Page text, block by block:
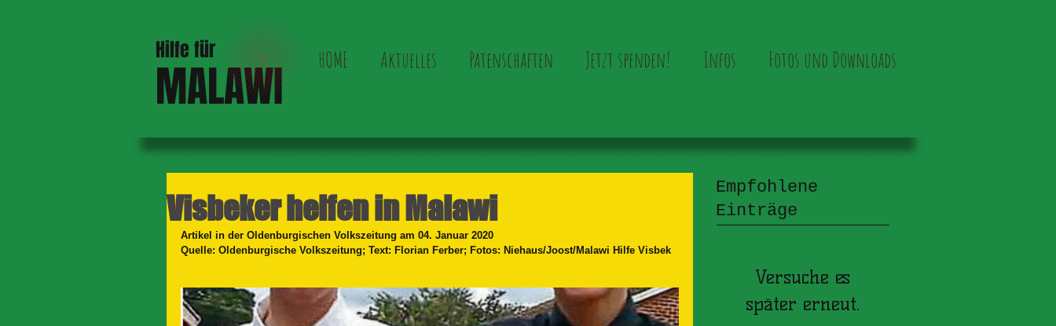
Hilfe für
MALAWI HOME Aktuelles Patenschaften Jetzt spenden! Infos Fotos und Downloads
Visbeker helfen in Malawi
Artikel in der Oldenburgischen Volkszeitung am 04. Januar 2020
Quelle: Oldenburgische Volkszeitung; Text: Florian Ferber; Fotos: Niehaus/Joost/Malawi Hilfe Visbek
Empfohlene
Einträge
Versuche es
später erneut.